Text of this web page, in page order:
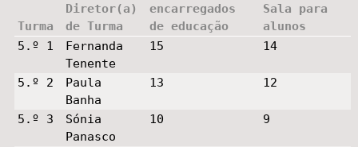
Turma
Diretor(a)
de Turma
encarregados
de educação
Sala para
alunos
5.º 1
Fernanda
Tenente
15 14
5.º 2
Paula
Banha
13 12
5.º 3
Sónia
Panasco
10 9